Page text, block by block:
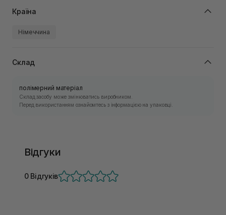
Країна
Німеччина
Склад
полімерний матеріал
Склад засобу може змінюватись виробником.
Перед використанням ознайомтесь з інформацією на упаковці.
Відгуки
0 Відгуків